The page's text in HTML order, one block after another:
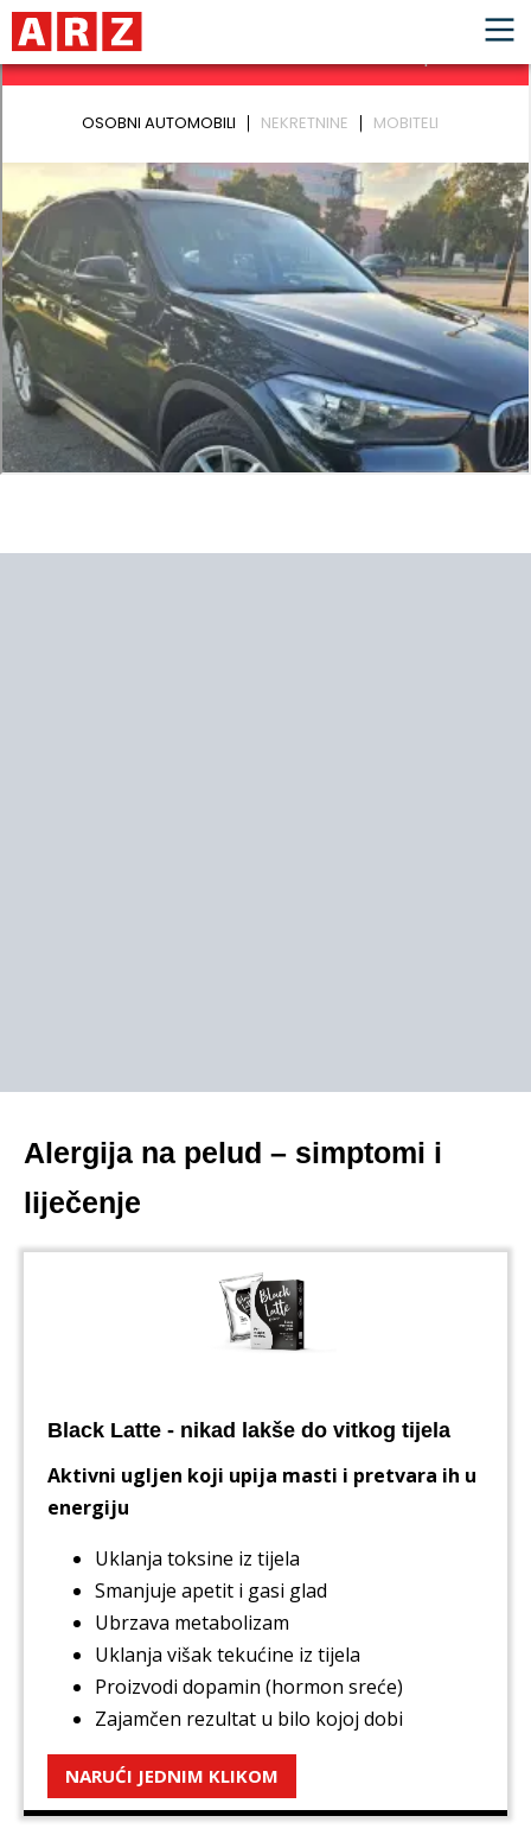
Alergija na pelud – simptomi i
liječenje
Black Latte - nikad lakše do vitkog tijela
Aktivni ugljen koji upija masti i pretvara ih u
energiju
Uklanja toksine iz tijela
Smanjuje apetit i gasi glad
Ubrzava metabolizam
Uklanja višak tekućine iz tijela
Proizvodi dopamin (hormon sreće)
Zajamčen rezultat u bilo kojoj dobi
NARUĆI JEDNIM KLIKOM